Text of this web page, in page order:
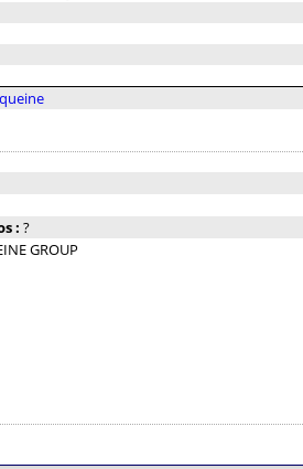
: ?
GROUP